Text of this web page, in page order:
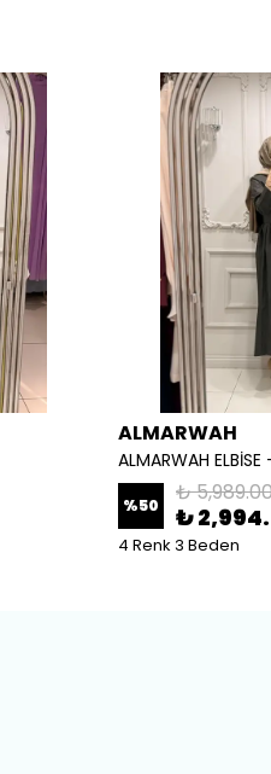
ALMARWAH
ALMARWAH ELBİSE
%50 ₺
₺
4 Renk 3 Beden